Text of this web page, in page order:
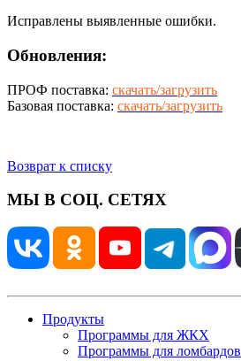
Исправлены выявленные ошибки.
Обновления:
ПРОФ поставка: скачать/загрузить
Базовая поставка: скачать/загрузить
Возврат к списку
МЫ В СОЦ. СЕТЯХ
Продукты
Программы для ЖКХ
Программы для ломбардов